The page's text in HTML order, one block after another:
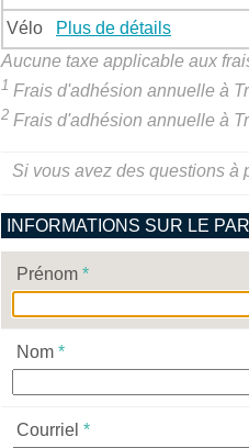
Vélo Plus de détails
Aucune taxe applicable aux
1 Frais d'adhésion annuelle à
2 Frais d'adhésion annuelle à
Si vous avez des questions à
INFORMATIONS SUR LE
Prénom *
Nom *
Courriel *